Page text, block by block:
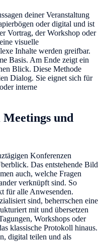
deiner Veranstaltung
oder digital und ist
Vortrag, der Workshop oder
visuelle
Inhalte werden greifbar.
Basis. Am Ende zeigt ein
Blick. Diese Methode
Dialog. Sie eignet sich für
interne
und
Konferenzen
Das entstehende Bild
auch, welche Fragen
verknüpft sind. So
für alle Anwesenden.
sind, beherrschen eine
mit und übersetzen
Workshops oder
klassische Protokoll hinaus.
digital teilen und als